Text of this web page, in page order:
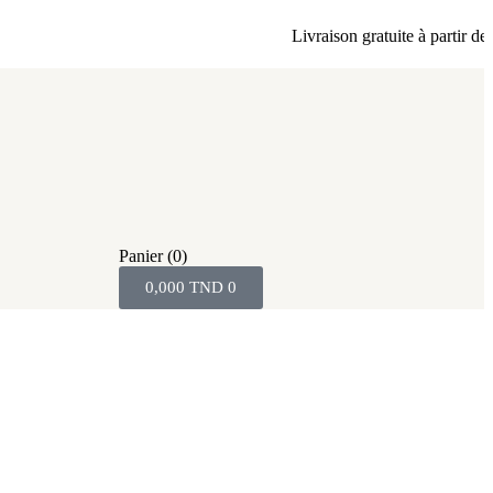
Livraison gratuite à partir de
Panier (0)
0,000 TND 0